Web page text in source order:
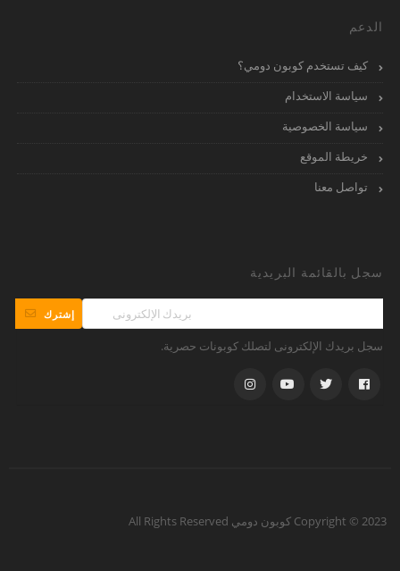
الدعم
كيف تستخدم كوبون دومي؟
سياسة الاستخدام
سياسة الخصوصية
خريطة الموقع
تواصل معنا
سجل بالقائمة البريدية
إشترك
سجل بريدك الإلكترونى لتصلك كوبونات حصرية.
Copyright © 2023 كوبون دومي All Rights Reserved